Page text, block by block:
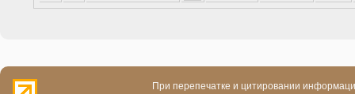
При перепечатке и цитировании